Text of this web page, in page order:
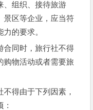
组织、接待旅游
景区等企业，应当符
的要求。
同时，旅行社不得
购物活动或者需要旅
得由于下列因素，